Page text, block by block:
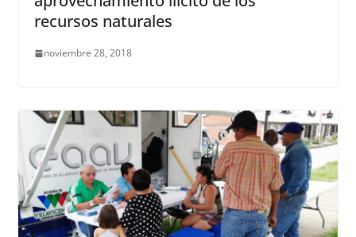
recursos naturales
noviembre 28, 2018